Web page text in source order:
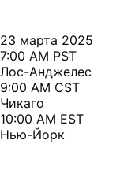
23 марта 2025
7:00 AM PST
Лос-Анджелес
9:00 AM CST
Чикаго
10:00 AM EST
Нью-Йорк